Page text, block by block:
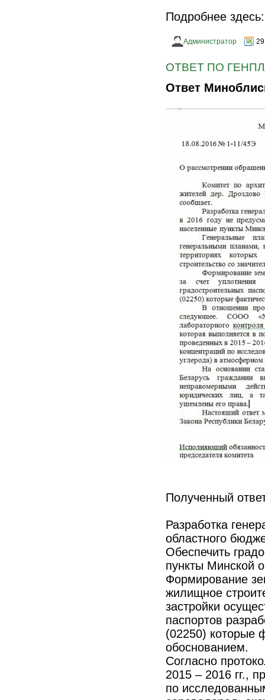
Подробнее
Администратор 29
ОТВЕТ ПО
Ответ
Полученный
Разработка
областного
Обеспечить
пункты Минской
Формирование
жилищное
застройки
паспортов
(02250) которые
обоснованием.
Согласно
2015 – 2016 гг.,
по